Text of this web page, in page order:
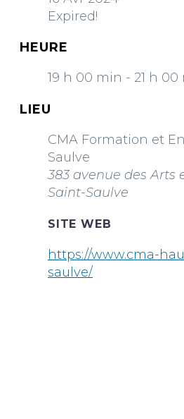
Expired!
HEURE
19 h 00 min - 21 h 00
LIEU
CMA Formation et
Saulve
383 avenue des Arts
Saint-Saulve
SITE WEB
https://www.cma-
saulve/